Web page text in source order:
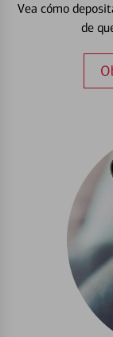
Vea cómo
de